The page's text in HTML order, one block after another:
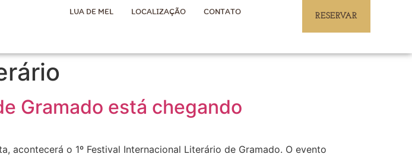
LUA DE MEL LOCALIZAÇÃO CONTATO RESERVAR
Gramado está chegando
acontecerá o 1º Festival Internacional Literário de Gramado. O evento